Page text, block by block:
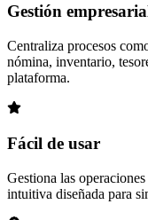
Gestión
Centraliza procesos
nómina, inventario,
plataforma.
Fácil de usar
Gestiona las
intuitiva diseñada para